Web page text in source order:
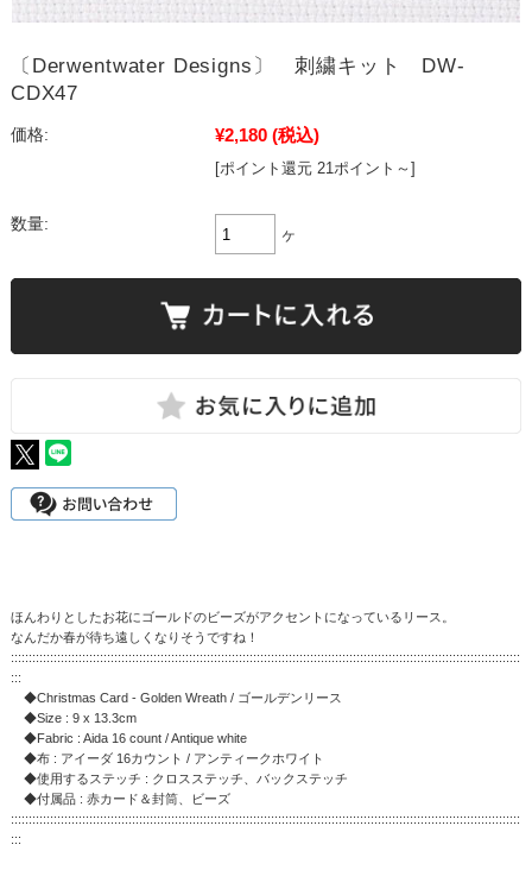
〔Derwentwater Designs〕 刺繍キット DW-
CDX47
価格: ¥2,180 (税込)
[ポイント還元 21ポイント～]
数量:
ヶ
ほんわりとしたお花にゴールドのビーズがアクセントになっているリース。
なんだか春が待ち遠しくなりそうですね！
:::::::::::::::::::::::::::::::::::::::::::::::::::::::::::::::::::::::::::::::::::::::::::::::::::::::::::::::::::::::::::::::::::::::::::::::
:::
◆Christmas Card - Golden Wreath / ゴールデンリース
◆Size : 9 x 13.3cm
◆Fabric : Aida 16 count / Antique white
◆布 : アイーダ 16カウント / アンティークホワイト
◆使用するステッチ : クロスステッチ、バックステッチ
◆付属品 : 赤カード＆封筒、ビーズ
:::::::::::::::::::::::::::::::::::::::::::::::::::::::::::::::::::::::::::::::::::::::::::::::::::::::::::::::::::::::::::::::::::::::::::::::
:::